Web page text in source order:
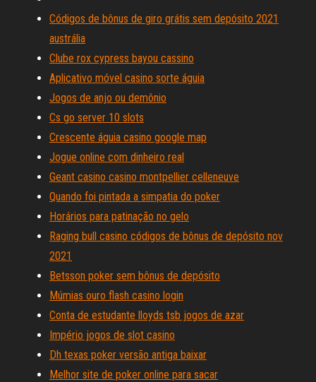
Códigos de bônus de giro grátis sem depósito 2021
austrália
Clube rox cypress bayou cassino
Aplicativo móvel casino sorte águia
Jogos de anjo ou demônio
Cs go server 10 slots
Crescente águia casino google map
Jogue online com dinheiro real
Geant casino casino montpellier celleneuve
Quando foi pintada a simpatia do poker
Horários para patinação no gelo
Raging bull casino códigos de bônus de depósito nov
2021
Betsson poker sem bônus de depósito
Múmias ouro flash casino login
Conta de estudante lloyds tsb jogos de azar
Império jogos de slot casino
Dh texas poker versão antiga baixar
Melhor site de poker online para sacar